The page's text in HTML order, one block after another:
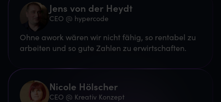
Jens von der Heydt
CEO @ hypercode
Ohne awork wären wir nicht fähig, so rentabel zu
arbeiten und so gute Zahlen zu erwirtschaften.
Nicole Hölscher
CEO @ Kreativ Konzept